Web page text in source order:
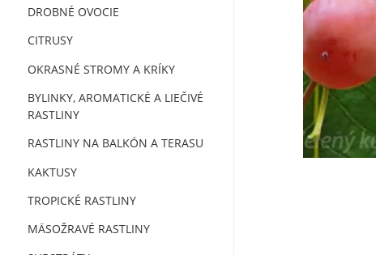
DROBNÉ OVOCIE
CITRUSY
OKRASNÉ STROMY A KRÍKY
BYLINKY, AROMATICKÉ A LIEČIVÉ
RASTLINY
RASTLINY NA BALKÓN A TERASU
KAKTUSY
TROPICKÉ RASTLINY
MÄSOŽRAVÉ RASTLINY